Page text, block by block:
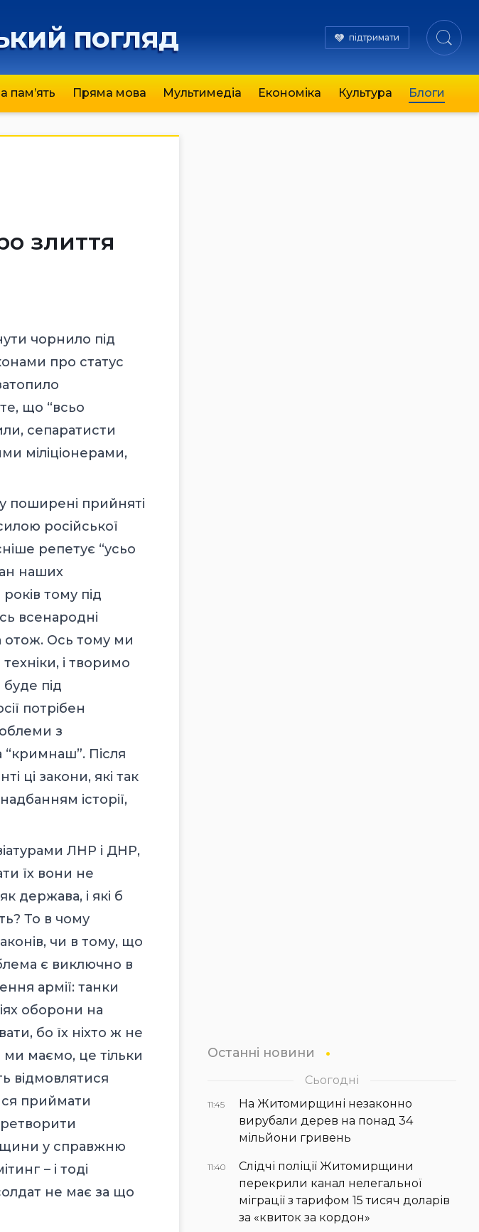
погляд підтримати
пам’ять Пряма мова Мультимедіа Економіка Культура Блоги
злиття
чорнило під
про статус
що “всьо
сепаратисти
міліціонерами,
поширені прийняті
російської
репетує “усьо
наших
тому під
всенародні
отож. Ось тому ми
і творимо
буде під
потрібен
з
“кримнаш”. Після
ці закони, які так
історії,
ЛНР і ДНР,
їх вони не
держава, і які б
То в чому
чи в тому, що
є виключно в
армії: танки
оборони на
бо їх ніхто ж не
ми маємо, це тільки
відмовлятися
приймати
у справжню
– і тоді
не має за що
Останні новини
Сьогодні
11:45
На Житомирщині незаконно
вирубали дерев на понад 34
мільйони гривень
11:40
Слідчі поліції Житомирщини
перекрили канал нелегальної
міграції з тарифом 15 тисяч доларів
за «квиток за кордон»